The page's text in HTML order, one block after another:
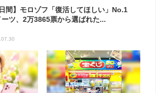
日間】モロゾフ「復活してほしい」No.1
ーツ、2万3865票から選ばれた...